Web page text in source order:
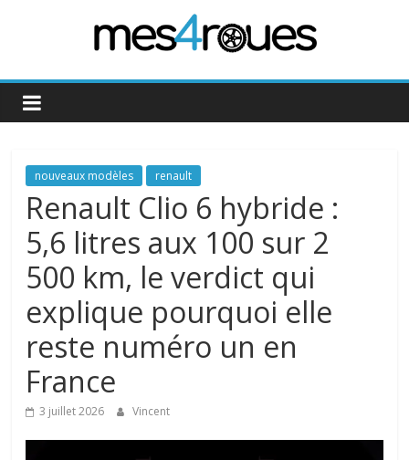
Mes4Roues
nouveaux modèles renault
Renault Clio 6 hybride :
5,6 litres aux 100 sur 2
500 km, le verdict qui
explique pourquoi elle
reste numéro un en
France
3 juillet 2026 Vincent